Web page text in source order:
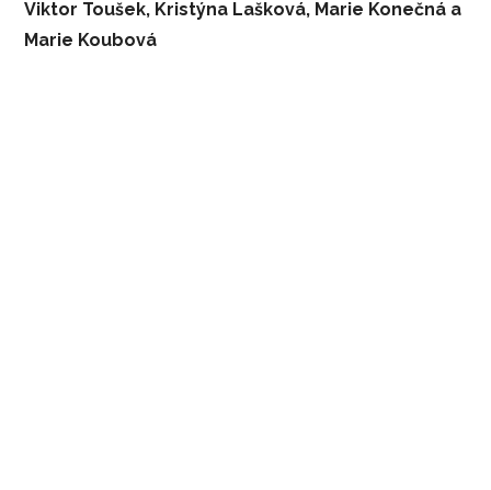
Viktor Toušek, Kristýna Lašková, Marie Konečná a
Marie Koubová